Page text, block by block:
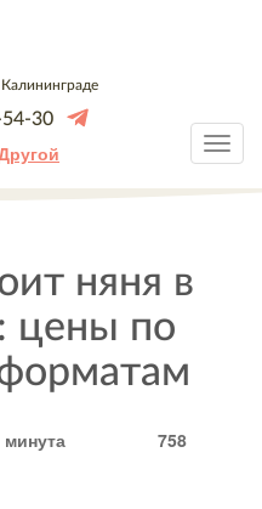
30
няня в
цены по
минута 758